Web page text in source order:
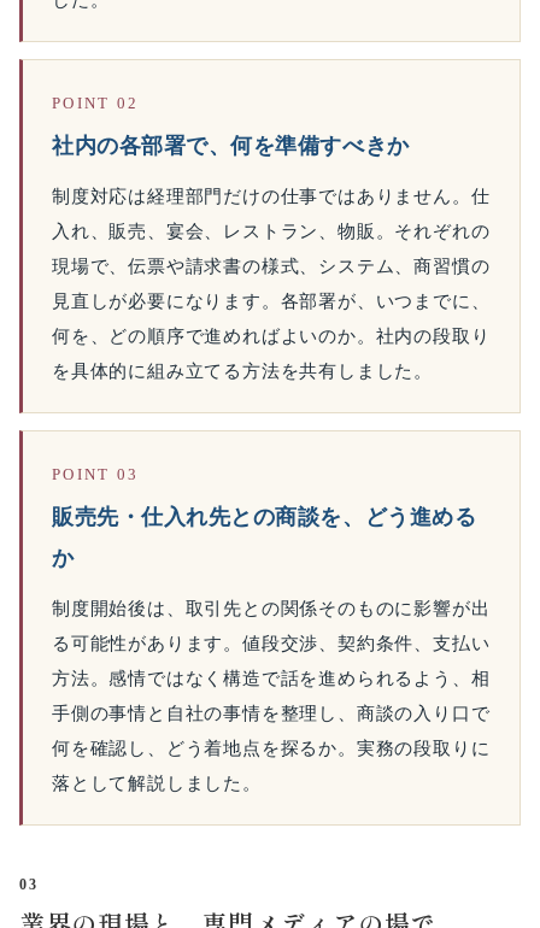
POINT 02
社内の各部署で、何を準備すべきか
制度対応は経理部門だけの仕事ではありません。仕
入れ、販売、宴会、レストラン、物販。それぞれの
現場で、伝票や請求書の様式、システム、商習慣の
見直しが必要になります。各部署が、いつまでに、
何を、どの順序で進めればよいのか。社内の段取り
を具体的に組み立てる方法を共有しました。
POINT 03
販売先・仕入れ先との商談を、どう進める
か
制度開始後は、取引先との関係そのものに影響が出
る可能性があります。値段交渉、契約条件、支払い
方法。感情ではなく構造で話を進められるよう、相
手側の事情と自社の事情を整理し、商談の入り口で
何を確認し、どう着地点を探るか。実務の段取りに
落として解説しました。
03